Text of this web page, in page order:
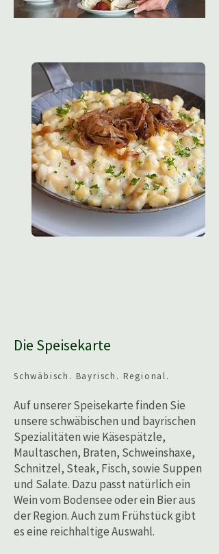
Die Speisekarte
Schwäbisch. Bayrisch. Regional.
Auf unserer Speisekarte finden Sie
unsere schwäbischen und bayrischen
Spezialitäten wie Käsespätzle,
Maultaschen, Braten, Schweinshaxe,
Schnitzel, Steak, Fisch, sowie Suppen
und Salate. Dazu passt natürlich ein
Wein vom Bodensee oder ein Bier aus
der Region. Auch zum Frühstück gibt
es eine reichhaltige Auswahl.